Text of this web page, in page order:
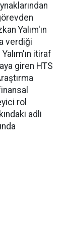
Yalım'ın
verdiği
itiraf
giren HTS
rol
adli